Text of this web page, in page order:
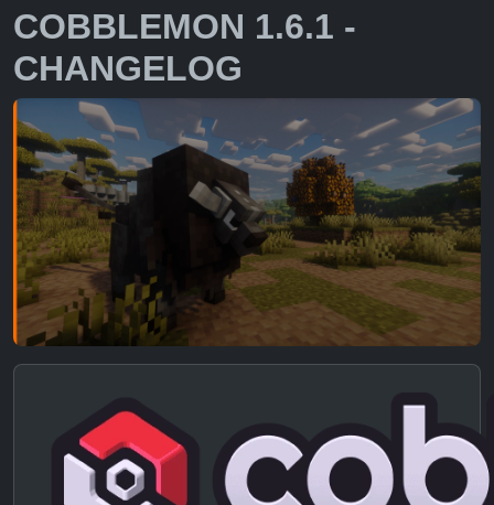
COBBLEMON 1.6.1 -
CHANGELOG